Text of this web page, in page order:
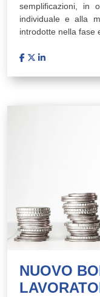
semplificazioni, in
individuale e alla
introdotte nella fase
NUOVO